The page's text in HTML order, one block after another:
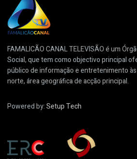
FAMALICÃO CANAL TELEVISÃO é um
Social, que tem como objectivo principal
público de informação e entretenimento
norte, área geográfica de acção principal.
Powered by:Setup Tech